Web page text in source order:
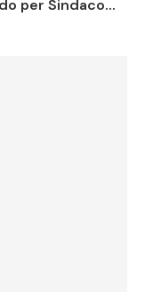
per Sindaco...